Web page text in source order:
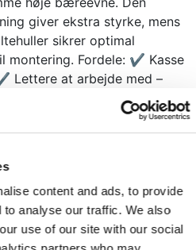
content and ads, to provide
analyse our traffic. We also
use of our site with our social
giver ekstra styrke, mens
sikrer optimal
montering. Fordele: ✔ Kasse
Lettere at arbejde med –
bæreevne som
for ekstra styrke
kvalitet ✔ Egnet til
miljøer
Pakkesalg,Restsalg